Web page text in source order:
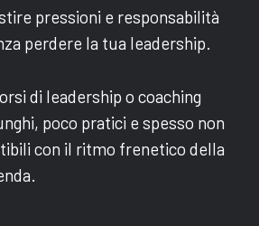
pressioni e responsabilità
perdere la tua leadership.
di leadership o coaching
poco pratici e spesso non
con il ritmo frenetico della